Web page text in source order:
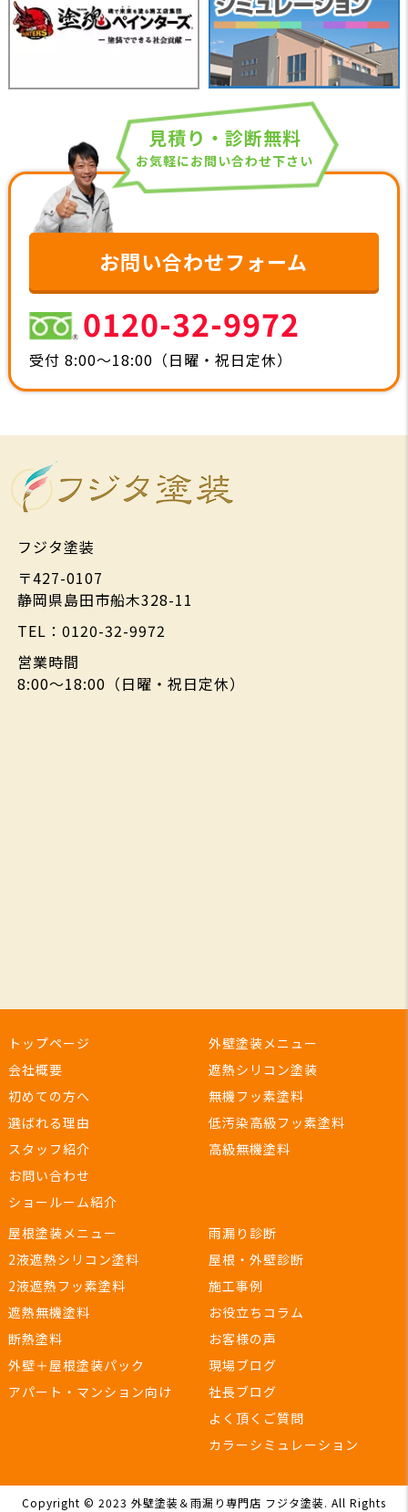
見積り・診断無料
お気軽にお問い合わせ下さい
お問い合わせフォーム
0120-32-9972
受付 8:00～18:00（日曜・祝日定休）
フジタ塗装
〒427-0107
静岡県島田市船木328-11
TEL：0120-32-9972
営業時間
8:00～18:00（日曜・祝日定休）
トップページ
会社概要
初めての方へ
選ばれる理由
スタッフ紹介
お問い合わせ
ショールーム紹介
外壁塗装メニュー
遮熱シリコン塗装
無機フッ素塗料
低汚染高級フッ素塗料
高級無機塗料
屋根塗装メニュー
2液遮熱シリコン塗料
2液遮熱フッ素塗料
遮熱無機塗料
断熱塗料
外壁＋屋根塗装パック
アパート・マンション向け
雨漏り診断
屋根・外壁診断
施工事例
お役立ちコラム
お客様の声
現場ブログ
社長ブログ
よく頂くご質問
カラーシミュレーション
Copyright © 2023 外壁塗装＆雨漏り専門店 フジタ塗装. All Rights